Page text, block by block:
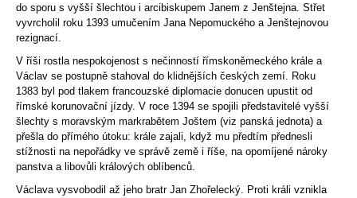
do sporu s vyšší šlechtou i arcibiskupem Janem z Jenštejna. Střet
vyvrcholil roku 1393 umučením Jana Nepomuckého a Jenštejnovou
rezignací.
V říši rostla nespokojenost s nečinností římskoněmeckého krále a
Václav se postupně stahoval do klidnějších českých zemí. Roku
1383 byl pod tlakem francouzské diplomacie donucen upustit od
římské korunovační jízdy. V roce 1394 se spojili představitelé vyšší
šlechty s moravským markrabětem Joštem (viz panská jednota) a
přešla do přímého útoku: krále zajali, když mu předtím přednesli
stížnosti na nepořádky ve správě země i říše, na opomíjené nároky
panstva a libovůli králových oblíbenců.
Václava vysvobodil až jeho bratr Jan Zhořelecký. Proti králi vznikla